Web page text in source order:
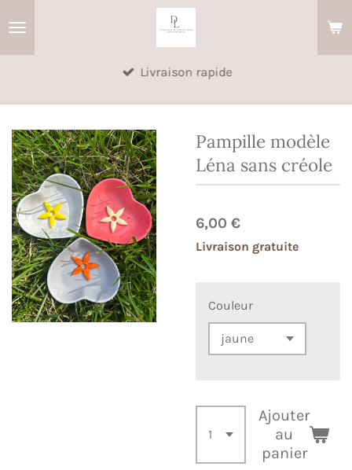
Livraison rapide
Pampille modèle
Léna sans créole
6,00 €
Livraison gratuite
Couleur
Ajouter
au
panier